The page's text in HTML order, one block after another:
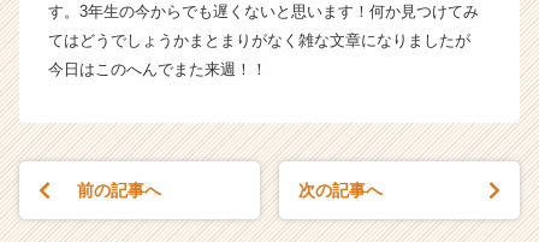
す。3年生の今からでも遅くないと思います！何か見つけてみ
てはどうでしょうかまとまりがなく雑な文章になりましたが
今日はこのへんでまた来週！！
前の記事へ 次の記事へ